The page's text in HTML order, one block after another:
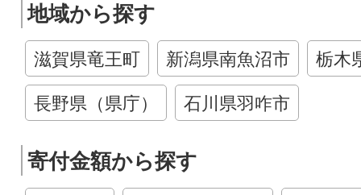
地域から探す
滋賀県竜王町 新潟県南魚沼市 栃木
長野県（県庁） 石川県羽咋市
寄付金額から探す